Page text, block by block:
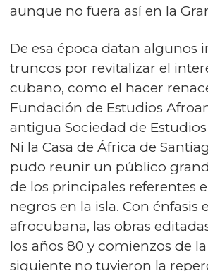
aunque no fuera así en la
De esa época datan algunos
truncos por revitalizar el
cubano, como el hacer
Fundación de Estudios
antigua Sociedad de
Ni la Casa de África de
pudo reunir un público
de los principales referentes
negros en la isla. Con énfasis
afrocubana, las obras
los años 80 y comienzos de
siguiente no tuvieron la